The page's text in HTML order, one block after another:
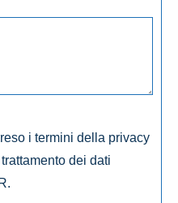
i termini della privacy
dei dati